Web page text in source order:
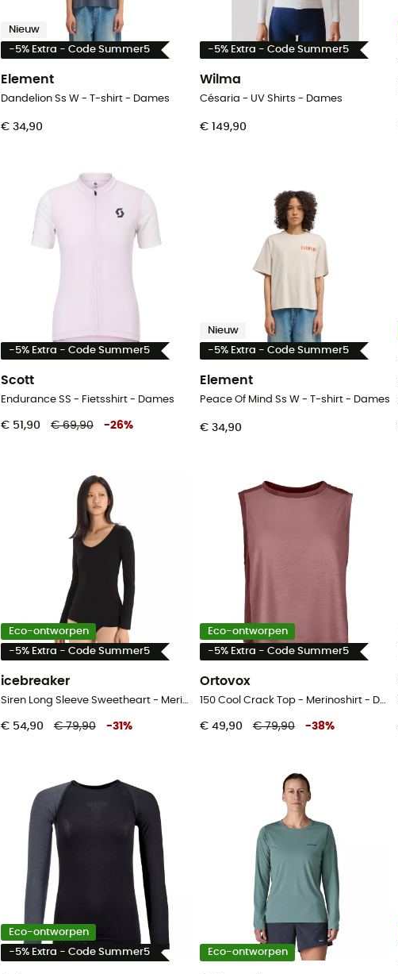
Nieuw
-5% Extra - Code Summer5
Element
Dandelion Ss W - T-shirt - Dames
€ 34,90
-5% Extra - Code Summer5
Wilma
Césaria - UV Shirts - Dames
€ 149,90
-5% Extra - Code Summer5
Scott
Endurance SS - Fietsshirt - Dames
€ 51,90 € 69,90 -26%
Nieuw
-5% Extra - Code Summer5
Element
Peace Of Mind Ss W - T-shirt - Dames
€ 34,90
Eco-ontworpen
-5% Extra - Code Summer5
icebreaker
Siren Long Sleeve Sweetheart - Merinoshirt - Dames
€ 54,90 € 79,90 -31 %
Eco-ontworpen
-5% Extra - Code Summer5
Ortovox
150 Cool Crack Top - Merinoshirt - Dames
€ 49,90 € 79,90 -38%
Eco-ontworpen
-5% Extra - Code Summer5
Eco-ontworpen